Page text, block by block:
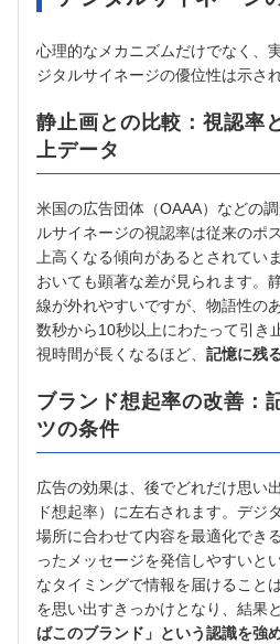
心理的なメカニズムだけでなく、
ジタルサイネージの優位性は示さ
静止画との比較：視認率
上データ
米国の広告団体（OAAA）などの
ルサイネージの視認率は従来のポ
上高くなる傾向があるとされてい
おいても顕著な差が見られます。
線が外れやすいですが、物語性の
数秒から10秒以上にわたって引き
視時間が長くなるほど、 記憶に残
ブランド想起率の改善：
ツの条件
広告の効果は、後でどれだけ思い
ド想起率）に左右されます。デジ
場所に合わせて内容を最適化でき
ったメッセージを発信しやすいと
なタイミングで情報を届けること
を思い出すきっかけとなり、結果
ばこのブランド」という認識を強